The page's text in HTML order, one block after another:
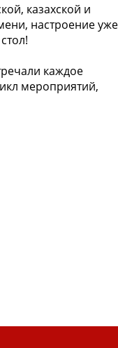
казахской и
настроение уже
каждое
мероприятий,